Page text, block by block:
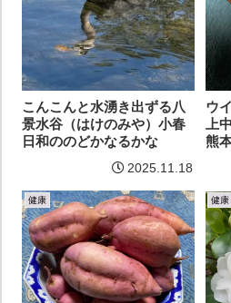
こんこんと水湧き出ずる八
景水谷（はけのみや）小春
日和ののどかなるかな
2025.11.18
ウ
上
熊
健康 健康